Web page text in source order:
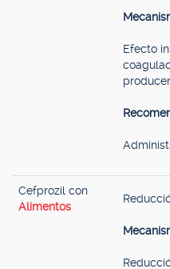
Efecto
Cefprozil con
Alimentos